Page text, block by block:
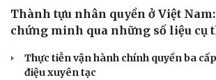
Cải chính
NHẬN DIỆN SỰ THẬT
Thành tựu nhân quyền ở Việt Nam: